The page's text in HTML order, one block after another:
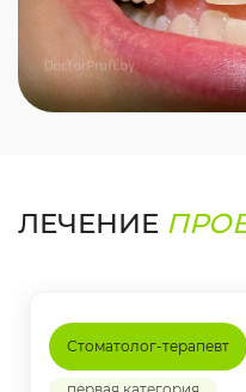
ЛЕЧЕНИЕ
Стоматолог-терапевт